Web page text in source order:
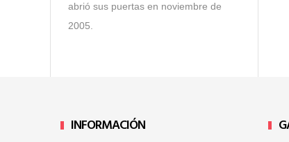
abrió sus puertas en noviembre de
2005.
INFORMACIÓN